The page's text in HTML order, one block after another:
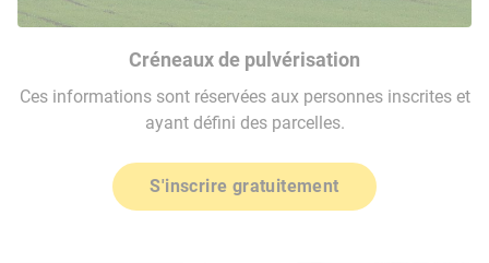
Créneaux de pulvérisation
Ces informations sont réservées aux personnes inscrites et
ayant défini des parcelles.
S'inscrire gratuitement